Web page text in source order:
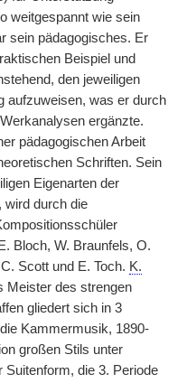
weitgespannt wie sein
sein pädagogisches. Er
Beispiel und
den jeweiligen
aufzuweisen, was er durch
ergänzte.
pädagogischen Arbeit
Schriften. Sein
Eigenarten der
wird durch die
Bloch, W. Braunfels, O.
Scott und E. Toch. K.
Meister des strengen
gliedert sich in 3
Kammermusik, 1890-
großen Stils unter
Suitenform, die 3. Periode